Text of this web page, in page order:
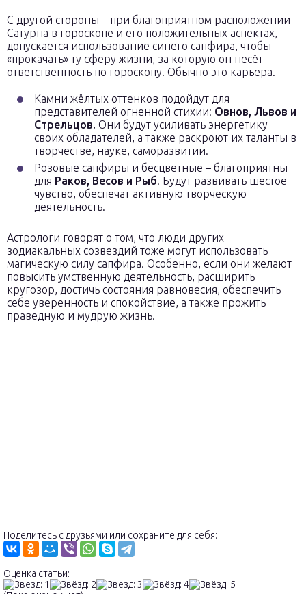
С другой стороны – при благоприятном расположении
Сатурна в гороскопе и его положительных аспектах,
допускается использование синего сапфира, чтобы
«прокачать» ту сферу жизни, за которую он несёт
ответственность по гороскопу. Обычно это карьера.
Камни жёлтых оттенков подойдут для
представителей огненной стихии: Овнов, Львов и
Стрельцов. Они будут усиливать энергетику
своих обладателей, а также раскроют их таланты в
творчестве, науке, саморазвитии.
Розовые сапфиры и бесцветные – благоприятны
для Раков, Весов и Рыб. Будут развивать шестое
чувство, обеспечат активную творческую
деятельность.
Астрологи говорят о том, что люди других
зодиакальных созвездий тоже могут использовать
магическую силу сапфира. Особенно, если они желают
повысить умственную деятельность, расширить
кругозор, достичь состояния равновесия, обеспечить
себе уверенность и спокойствие, а также прожить
праведную и мудрую жизнь.
Поделитесь с друзьями или сохраните для себя:
Оценка статьи: